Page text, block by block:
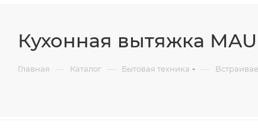
Кухонная вытяжка
Главная — Каталог — Бытовая техника —